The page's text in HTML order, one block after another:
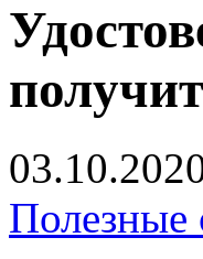
Полезные